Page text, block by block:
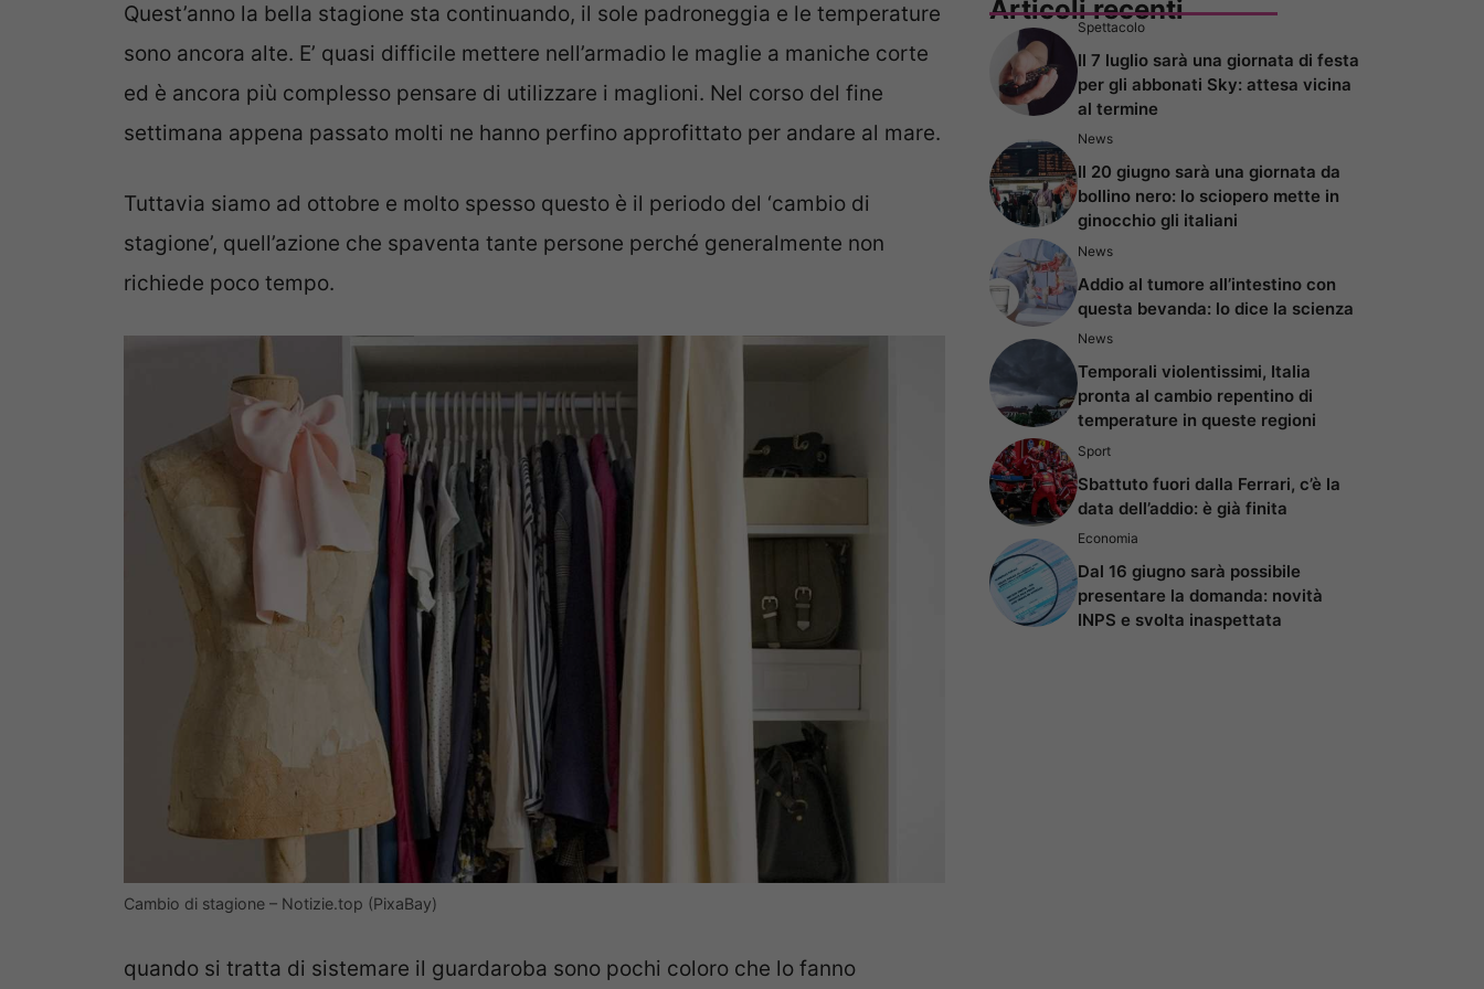
Quest’anno la bella stagione sta continuando, il sole padroneggia e le temperature
sono ancora alte. E’ quasi difficile mettere nell’armadio le maglie a maniche corte
ed è ancora più complesso pensare di utilizzare i maglioni. Nel corso del fine
settimana appena passato molti ne hanno perfino approfittato per andare al mare.
Tuttavia siamo ad ottobre e molto spesso questo è il periodo del ‘cambio di
stagione’, quell’azione che spaventa tante persone perché generalmente non
richiede poco tempo.
Cambio di stagione – Notizie.top (PixaBay)
quando si tratta di sistemare il guardaroba sono pochi coloro che lo fanno
Articoli recenti
Spettacolo
Il 7 luglio sarà una giornata di festa
per gli abbonati Sky: attesa vicina
al termine
News
Il 20 giugno sarà una giornata da
bollino nero: lo sciopero mette in
ginocchio gli italiani
News
Addio al tumore all’intestino con
questa bevanda: lo dice la scienza
News
Temporali violentissimi, Italia
pronta al cambio repentino di
temperature in queste regioni
Sport
Sbattuto fuori dalla Ferrari, c’è la
data dell’addio: è già finita
Economia
Dal 16 giugno sarà possibile
presentare la domanda: novità
INPS e svolta inaspettata